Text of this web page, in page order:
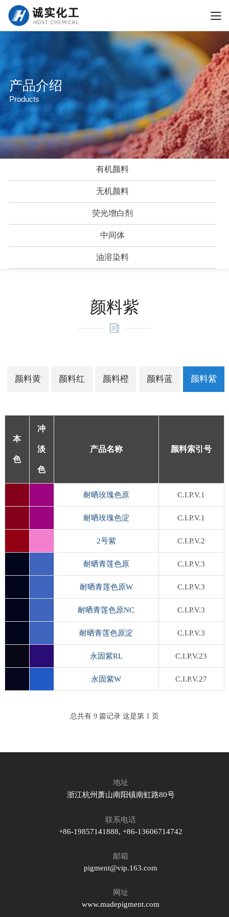
产品介绍
Products
有机颜料
无机颜料
荧光增白剂
中间体
油溶染料
颜料紫
颜料黄 颜料红 颜料橙 颜料蓝 颜料紫
本
色
冲
淡
色
产品名称 颜料索引号
耐晒玫瑰色原 C.I.P.V.1
耐晒玫瑰色淀 C.I.P.V.1
2号紫 C.I.P.V.2
耐晒青莲色原 C.I.P.V.3
耐晒青莲色原W C.I.P.V.3
耐晒青莲色原NC C.I.P.V.3
耐晒青莲色原淀 C.I.P.V.3
永固紫RL C.I.P.V.23
永固紫W C.I.P.V.27
总共有 9 篇记录 这是第 1 页
地址
浙江杭州萧山南阳镇南虹路80号
联系电话
+86-19857141888, +86-13606714742
邮箱
pigment@vip.163.com
网址
www.madepigment.com